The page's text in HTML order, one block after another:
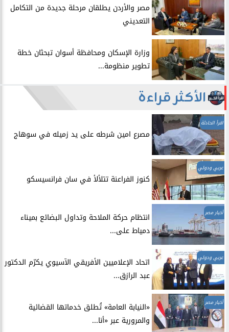
​مصر والأردن يطلقان مرحلة جديدة من التكامل
التعديني
وزارة الإسكان ومحافظة أسوان تبحثان خطة
تطوير منظومة...
الأكثر قراءة
اقرأ الحادثة
مصرع امين شرطه على يد زميله في سوهاج
عربي ودولي
​كنوز الفراعنة تتلألأ في سان فرانسيسكو
أخبار مصر
انتظام حركة الملاحة وتداول البضائع بميناء
دمياط على...
عربي ودولي
اتحاد الإعلاميين الأفريقي الآسيوي يكرّم الدكتور
عبد الرازق...
أخبار مصر
​«النيابة العامة» تُطلق خدماتها القضائية
والمرورية عبر «أنا...